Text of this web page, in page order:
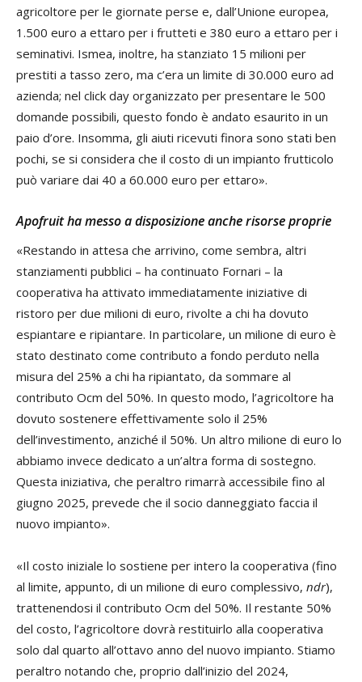
agricoltore per le giornate perse e, dall’Unione europea,
1.500 euro a ettaro per i frutteti e 380 euro a ettaro per i
seminativi. Ismea, inoltre, ha stanziato 15 milioni per
prestiti a tasso zero, ma c’era un limite di 30.000 euro ad
azienda; nel click day organizzato per presentare le 500
domande possibili, questo fondo è andato esaurito in un
paio d’ore. Insomma, gli aiuti ricevuti finora sono stati ben
pochi, se si considera che il costo di un impianto frutticolo
può variare dai 40 a 60.000 euro per ettaro».
Apofruit ha messo a disposizione anche risorse proprie
«Restando in attesa che arrivino, come sembra, altri
stanziamenti pubblici – ha continuato Fornari – la
cooperativa ha attivato immediatamente iniziative di
ristoro per due milioni di euro, rivolte a chi ha dovuto
espiantare e ripiantare. In particolare, un milione di euro è
stato destinato come contributo a fondo perduto nella
misura del 25% a chi ha ripiantato, da sommare al
contributo Ocm del 50%. In questo modo, l’agricoltore ha
dovuto sostenere effettivamente solo il 25%
dell’investimento, anziché il 50%. Un altro milione di euro lo
abbiamo invece dedicato a un’altra forma di sostegno.
Questa iniziativa, che peraltro rimarrà accessibile fino al
giugno 2025, prevede che il socio danneggiato faccia il
nuovo impianto».
«Il costo iniziale lo sostiene per intero la cooperativa (fino
al limite, appunto, di un milione di euro complessivo, ndr),
trattenendosi il contributo Ocm del 50%. Il restante 50%
del costo, l’agricoltore dovrà restituirlo alla cooperativa
solo dal quarto all’ottavo anno del nuovo impianto. Stiamo
peraltro notando che, proprio dall’inizio del 2024,